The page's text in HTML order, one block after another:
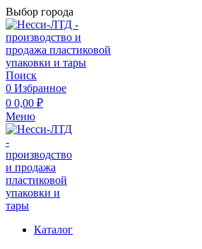
Выбор города
Поиск
0 Избранное
0 0,00 ₽
Меню
Каталог